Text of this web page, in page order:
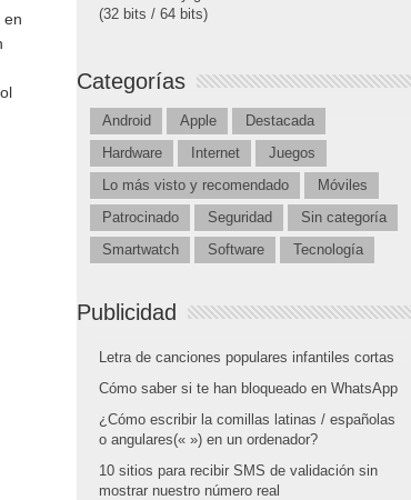
en
(32 bits / 64 bits)
Categorías
Android Apple
Destacada
Hardware
Internet
Juegos
Lo más visto y recomendado
Móviles
Patrocinado
Seguridad
Sin categoría
Smartwatch
Software Tecnología
Publicidad
Letra de canciones populares infantiles cortas
Cómo saber si te han bloqueado en WhatsApp
¿Cómo escribir la comillas latinas / españolas
o angulares(« ») en un ordenador?
10 sitios para recibir SMS de validación sin
mostrar nuestro número real